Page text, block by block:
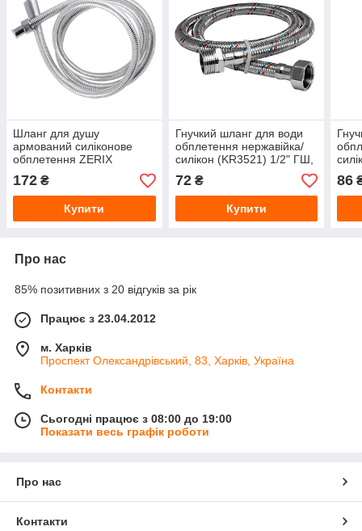
Шланг для душу
армований силіконове
обплетення ZERIX
LUMI.F04 (ZX0151) 150 см
172 ₴
Купити
Гнучкий шланг для води
обплетення нержавійка/
силікон (KR3521) 1/2" ГШ,
30 см
72₴
Купити
50
86
Про нас
85% позитивних з 20 відгуків за рік
Працює з 23.04.2012
м. Харків
Проспект Олександрівський, 83, Харків, Україна
Контакти
Сьогодні працює з 08:00 до 19:00
Показати весь графік роботи
Про нас
Контакти